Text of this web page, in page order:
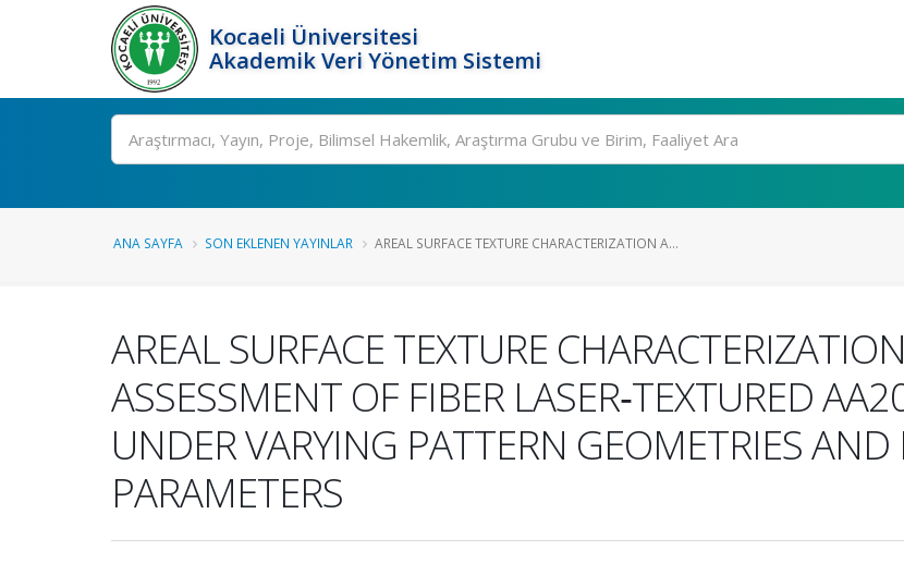
Kocaeli Üniversitesi
Akademik Veri Yönetim Sistemi
Ara
ANA SAYFA SON EKLENEN YAYINLAR AREAL SURFACE TEXTURE CHARACTERIZATION A...
AREAL SURFACE TEXTURE
ASSESSMENT OF FIBER LASER‐TEXTURED
UNDER VARYING PATTERN GEOMETRIES AND
PARAMETERS